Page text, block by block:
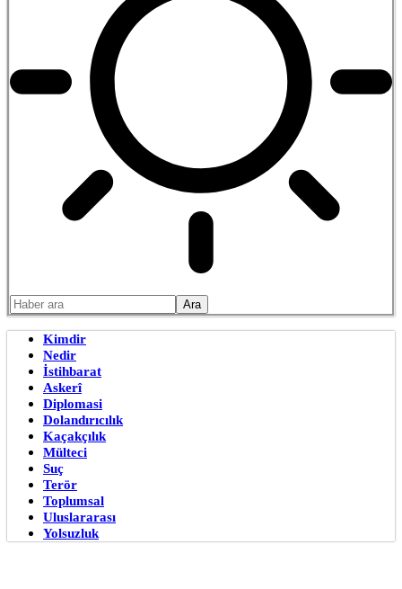
Kimdir
Nedir
İstihbarat
Askerî
Diplomasi
Dolandırıcılık
Kaçakçılık
Mülteci
Suç
Terör
Toplumsal
Uluslararası
Yolsuzluk